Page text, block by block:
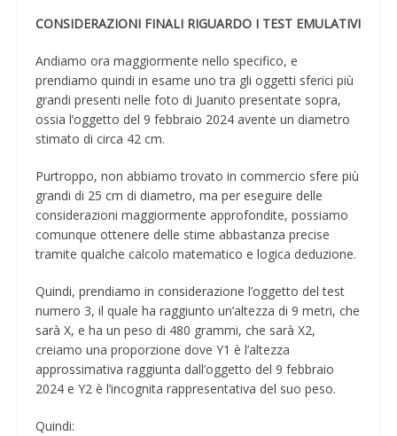
CONSIDERAZIONI FINALI RIGUARDO I TEST EMULATIVI
Andiamo ora maggiormente nello specifico, e
prendiamo quindi in esame uno tra gli oggetti sferici più
grandi presenti nelle foto di Juanito presentate sopra,
ossia l’oggetto del 9 febbraio 2024 avente un diametro
stimato di circa 42 cm.
Purtroppo, non abbiamo trovato in commercio sfere più
grandi di 25 cm di diametro, ma per eseguire delle
considerazioni maggiormente approfondite, possiamo
comunque ottenere delle stime abbastanza precise
tramite qualche calcolo matematico e logica deduzione.
Quindi, prendiamo in considerazione l’oggetto del test
numero 3, il quale ha raggiunto un’altezza di 9 metri, che
sarà X, e ha un peso di 480 grammi, che sarà X2,
creiamo una proporzione dove Y1 è l’altezza
approssimativa raggiunta dall’oggetto del 9 febbraio
2024 e Y2 è l’incognita rappresentativa del suo peso.
Quindi: